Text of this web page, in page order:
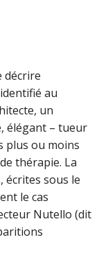
décrire
au
un
élégant – tueur
plus ou moins
thérapie. La
écrites sous le
le cas
Nutello (dit